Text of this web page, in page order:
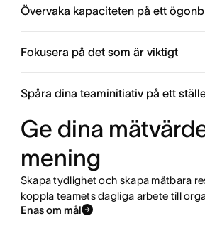
Spåra teamets arbete
Övervaka kapaciteten på ett
Fokusera på det som är viktigt
Kom igång
Spåra dina teaminitiativ på ett
Övervaka alla dina projekt
Ge dina
mening
Skapa tydlighet och skapa mätbara
koppla teamets dagliga arbete till
Enas om mål